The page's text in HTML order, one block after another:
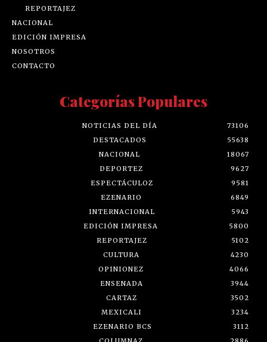
REPORTAJEZ
NACIONAL
EDICIÓN IMPRESA
NOSOTROS
CONTACTO
Categorías Populares
NOTICIAS DEL DÍA
73106
DESTACADOS
55638
NACIONAL
18067
DEPORTEZ
9627
ESPECTÁCULOZ
9581
EZENARIO
6849
INTERNACIONAL
5943
EDICIÓN IMPRESA
5800
REPORTAJEZ
5102
CULTURA
4230
OPINIONEZ
4066
ENSENADA
3944
CARTAZ
3502
MEXICALI
3234
EZENARIO BCS
3112